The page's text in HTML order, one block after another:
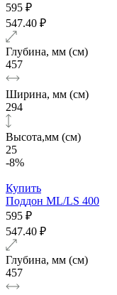
595 ₽
547.40 ₽
Глубина, мм (см)
457
Ширина, мм (см)
294
Высота,мм (см)
25
-8%
Купить
Поддон ML/LS 400
595 ₽
547.40 ₽
Глубина, мм (см)
457